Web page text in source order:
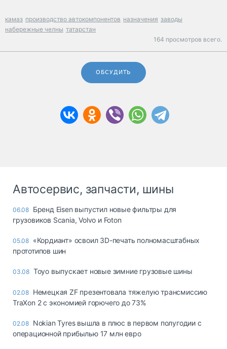
камаз производство автокомпонентов назначения заводы
набережные челны татарстан
164 просмотров всего.
ОБСУДИТЬ
Автосервис, запчасти, шины
06.08 Бренд Eisen выпустил новые фильтры для
грузовиков Scania, Volvo и Foton
05.08 «Кордиант» освоил 3D-печать полномасштабных
прототипов шин
03.08 Toyo выпускает новые зимние грузовые шины
02.08 Немецкая ZF презентовала тяжелую трансмиссию
TraXon 2 с экономией горючего до 73%
02.08 Nokian Tyres вышла в плюс в первом полугодии с
операционной прибылью 17 млн евро